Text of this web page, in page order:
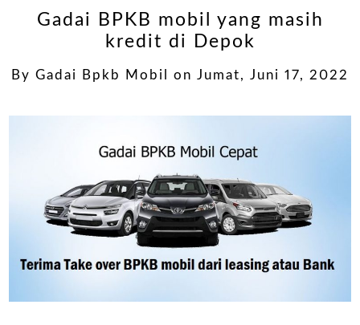
Gadai BPKB mobil yang masih
kredit di Depok
By Gadai Bpkb Mobil on Jumat, Juni 17, 2022